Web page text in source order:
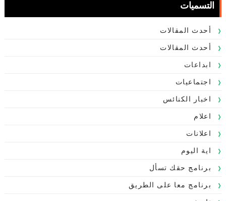
التسميات
أحدث المقالات
أحدث المقالات
ابداعات
اجتماعيات
اخبار الكنائس
اعلام
اعلانات
اية اليوم
برنامج حقك تسأل
برنامج معا على الطريق